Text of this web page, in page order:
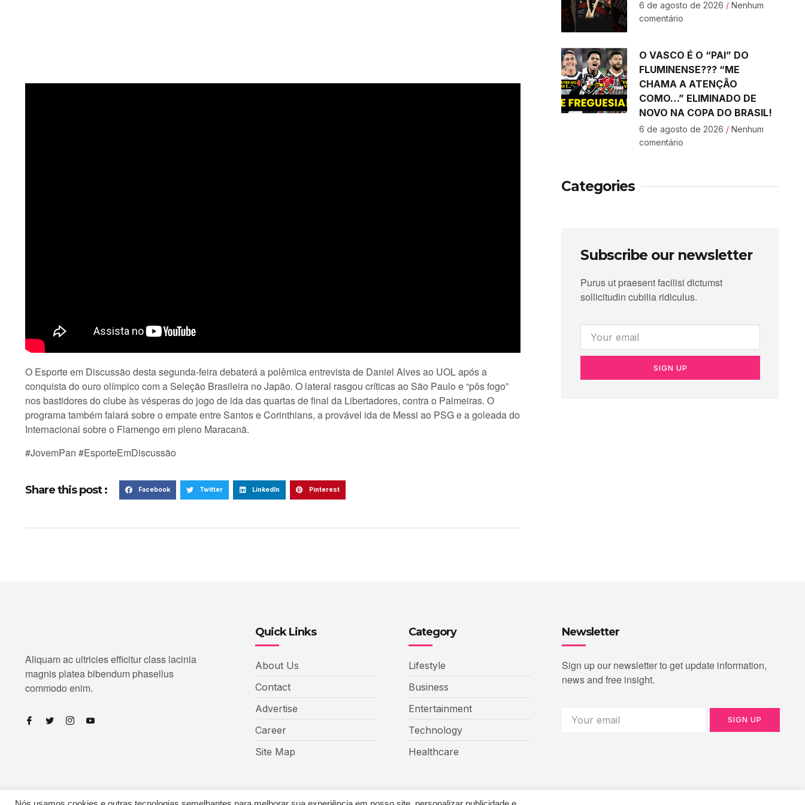
O Esporte em Discussão desta segunda-feira debaterá a polêmica entrevista de Daniel Alves ao UOL após a
conquista do ouro olímpico com a Seleção Brasileira no Japão. O lateral rasgou críticas ao São Paulo e “pôs fogo”
nos bastidores do clube às vésperas do jogo de ida das quartas de final da Libertadores, contra o Palmeiras. O
programa também falará sobre o empate entre Santos e Corinthians, a provável ida de Messi ao PSG e a goleada do
Internacional sobre o Flamengo em pleno Maracanã.
#JovemPan #EsporteEmDiscussão
Share this post : Facebook Twitter LinkedIn Pinterest
6 de agosto de 2026 Nenhum
comentário
O VASCO É O “PAI” DO
FLUMINENSE??? “ME
CHAMA A ATENÇÃO
COMO…” ELIMINADO DE
NOVO NA COPA DO BRASIL!
6 de agosto de 2026 Nenhum
comentário
Categories
Subscribe our newsletter
Purus ut praesent facilisi dictumst
sollicitudin cubilia ridiculus.
SIGN UP
Aliquam ac ultricies efficitur class lacinia
magnis platea bibendum phasellus
commodo enim.
Quick Links
About Us
Contact
Advertise
Career
Site Map
Category
Lifestyle
Business
Entertainment
Technology
Healthcare
Newsletter
Sign up our newsletter to get update information,
news and free insight.
SIGN UP